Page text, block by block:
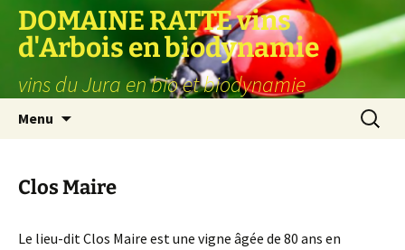
Aller
contenu
DOMAINE RATTE vins
d'Arbois en biodynamie
vins du Jura en bio et biodynamie
Menu
Clos Maire
Le lieu-dit Clos Maire est une vigne âgée de 80 ans en